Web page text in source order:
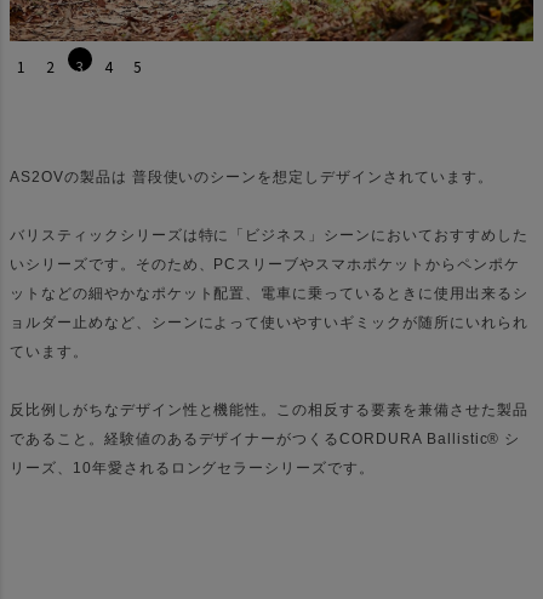
1 2 3 4 5
AS2OVの製品は 普段使いのシーンを想定しデザインされています。
バリスティックシリーズは特に「ビジネス」シーンにおいておすすめした
いシリーズです。そのため、PCスリーブやスマホポケットからペンポケ
ットなどの細やかなポケット配置、電車に乗っているときに使用出来るシ
ョルダー止めなど、シーンによって使いやすいギミックが随所にいれられ
ています。
反比例しがちなデザイン性と機能性。この相反する要素を兼備させた製品
であること。経験値のあるデザイナーがつくるCORDURA Ballistic® シ
リーズ、10年愛されるロングセラーシリーズです。